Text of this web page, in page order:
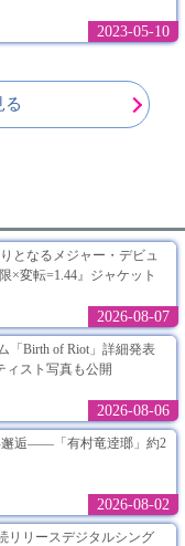
2023-05-10
る
となるメジャー・デビュ
×変転=1.44』ジャケット
2026-08-07
「Birth of Riot」詳細発表
ィスト写真も公開
2026-08-06
邂逅――「有村竜逹瑯」約2
2026-08-02
リリースデジタルシング